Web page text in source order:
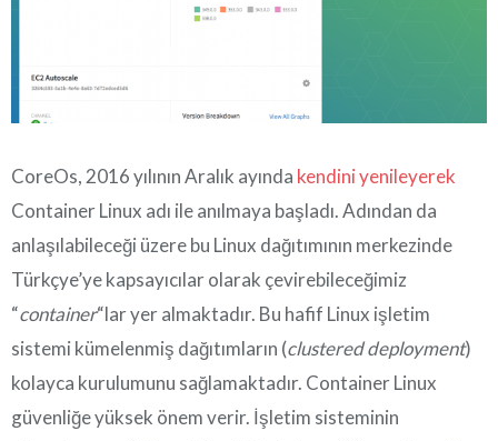
CoreOs, 2016 yılının Aralık ayında kendini yenileyerek
Container Linux adı ile anılmaya başladı. Adından da
anlaşılabileceği üzere bu Linux dağıtımının merkezinde
Türkçye’ye kapsayıcılar olarak çevirebileceğimiz
“container“lar yer almaktadır. Bu hafif Linux işletim
sistemi kümelenmiş dağıtımların (clustered deployment)
kolayca kurulumunu sağlamaktadır. Container Linux
güvenliğe yüksek önem verir. İşletim sisteminin